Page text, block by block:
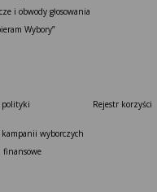
i obwody głosowania
Wybory”
polityki
wyborczych
finansowe
Rejestr korzyści